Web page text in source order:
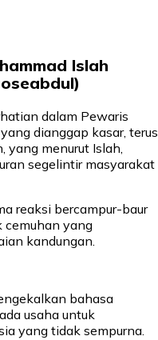
Islah
dalam Pewaris
dianggap kasar, terus
yang menurut Islah,
segelintir masyarakat
reaksi bercampur-baur
cemuhan yang
kandungan.
bahasa
usaha untuk
yang tidak sempurna.